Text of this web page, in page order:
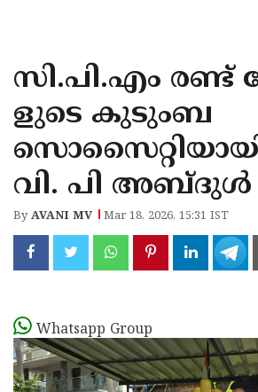
KANNUR
KASARAGOD
സി.പി.എം രണ്ട്
ളുടെ കുടുംബ
സൊസൈറ്റിയായി
വി. പി അബ്ദുൾ
ByAVANI MV Mar 18, 2026, 15:31 IST
Whatsapp Group